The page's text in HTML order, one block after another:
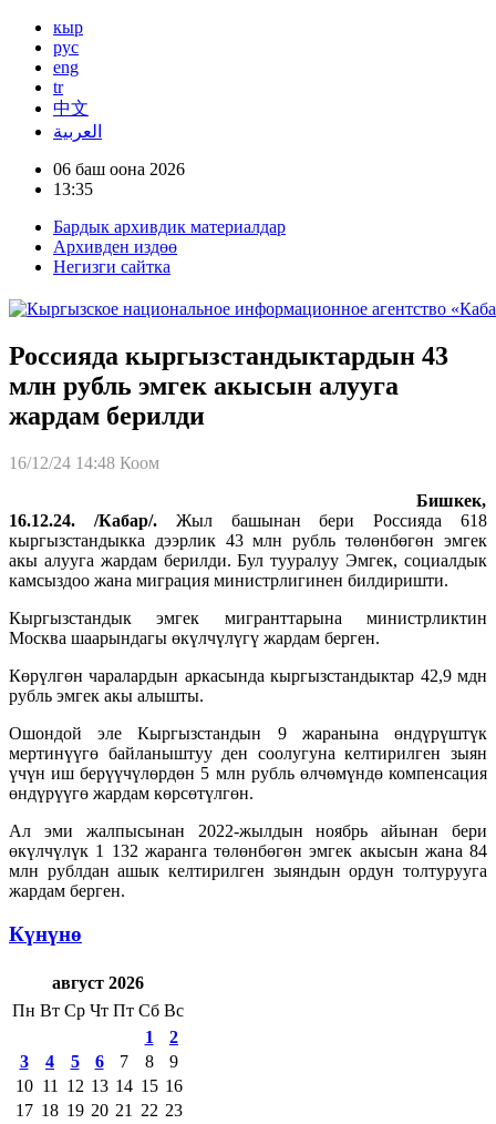
кыр
рус
eng
tr
中文
العربية
06 баш оона 2026
13:35
Бардык архивдик материалдар
Архивден издөө
Негизги сайтка
Россияда кыргызстандыктардын 43
млн рубль эмгек акысын алууга
жардам берилди
16/12/24 14:48 Коом
Бишкек,
16.12.24. /Кабар/. Жыл башынан бери Россияда 618
кыргызстандыкка дээрлик 43 млн рубль төлөнбөгөн эмгек
акы алууга жардам берилди. Бул тууралуу Эмгек, социалдык
камсыздоо жана миграция министрлигинен билдиришти.
Кыргызстандык эмгек мигранттарына министрликтин
Москва шаарындагы өкүлчүлүгү жардам берген.
Көрүлгөн чаралардын аркасында кыргызстандыктар 42,9 мдн
рубль эмгек акы алышты.
Ошондой эле Кыргызстандын 9 жаранына өндүрүштүк
мертинүүгө байланыштуу ден соолугуна келтирилген зыян
үчүн иш берүүчүлөрдөн 5 млн рубль өлчөмүндө компенсация
өндүрүүгө жардам көрсөтүлгөн.
Ал эми жалпысынан 2022-жылдын ноябрь айынан бери
өкүлчүлүк 1 132 жаранга төлөнбөгөн эмгек акысын жана 84
млн рублдан ашык келтирилген зыяндын ордун толтурууга
жардам берген.
Күнүнө
август 2026
Пн Вт Ср Чт Пт Сб Вс
1
2
3
4 5 6 7 8
9
10 11 12 13 14 15 16
17 18 19 20 21 22 23